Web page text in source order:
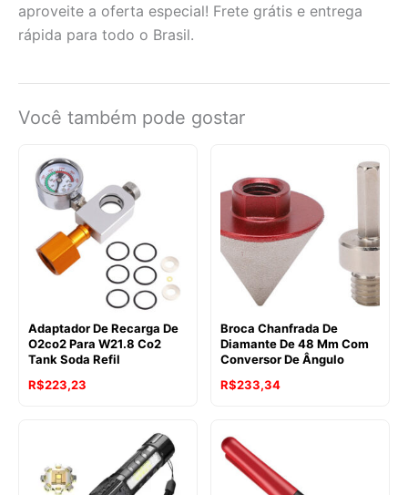
aproveite a oferta especial! Frete grátis e entrega
rápida para todo o Brasil.
Você também pode gostar
Adaptador De Recarga De
O2co2 Para W21.8 Co2
Tank Soda Refil
R$223,23
Broca Chanfrada De
Diamante De 48 Mm Com
Conversor De Ângulo
R$233,34